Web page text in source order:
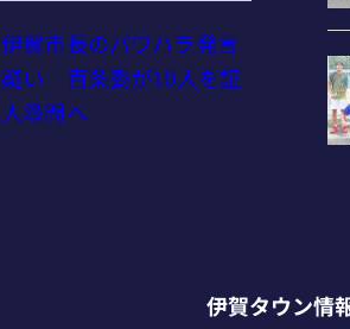
伊賀市長のパワハラ発言
疑い 百条委が10人を証
人尋問へ
伊賀タウン情